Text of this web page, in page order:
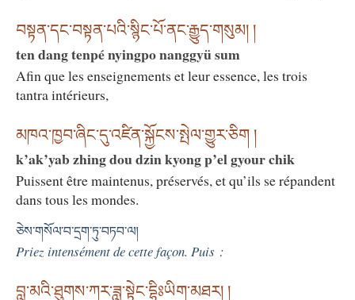
བསྟན་དང་བསྟན་པའི་སྙིང་པོ་ནང་རྒྱུད་གསུམ། །
ten dang tenpé nyingpo nanggyü sum
Afin que les enseignements et leur essence, les trois
tantra intérieurs,
མཁའ་ཁྱབ་ཞིང་དུ་འཛིན་སྐྱོངས་སྤེལ་གྱུར་ཅིག །
k’ak’yab zhing dou dzin kyong p’el gyour chik
Puissent être maintenus, préservés, et qu’ils se répandent
dans tous les mondes.
ཅེས་གསོལ་བ་དྲག་ཏུ་བཏབ་ལ།
Priez intensément de cette façon. Puis :
བླ་མའི་ཐུགས་ཀར་ཟླ་སྟེང་དྷིཿཡིག་མཐར། །